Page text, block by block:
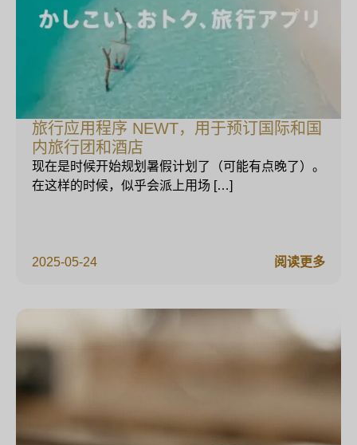
旅行应用程序 NEWT，用于预订国际和国
内旅行团和酒店
2025-05-24
现在是时候开始规划暑假计划了（可能有点晚了）。
在这样的时候，似乎会派上用场 […]
阅读更多